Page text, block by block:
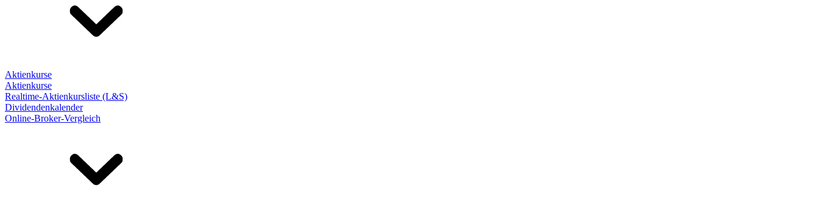
Aktienkurse
Aktienkurse
Realtime-Aktienkursliste (L&S)
Dividendenkalender
Online-Broker-Vergleich